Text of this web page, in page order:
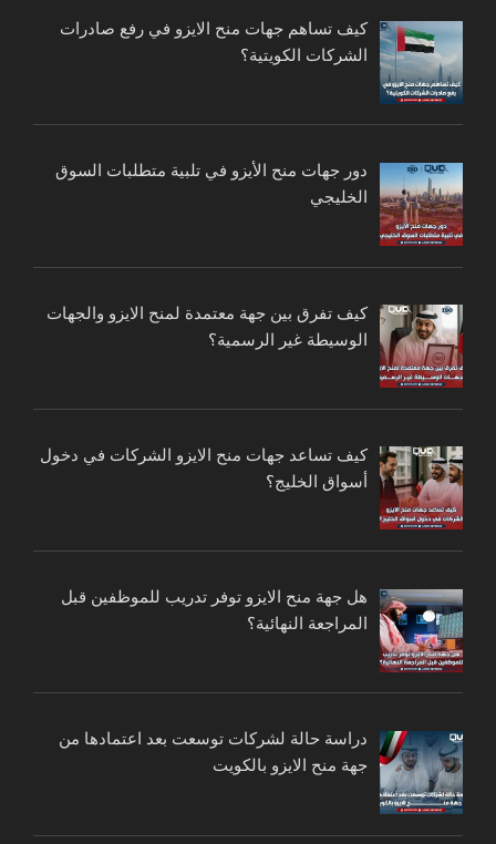
كيف تساهم جهات منح الايزو في رفع صادرات
الشركات الكويتية؟
دور جهات منح الأيزو في تلبية متطلبات السوق
الخليجي
كيف تفرق بين جهة معتمدة لمنح الايزو والجهات
الوسيطة غير الرسمية؟
كيف تساعد جهات منح الايزو الشركات في دخول
أسواق الخليج؟
هل جهة منح الايزو توفر تدريب للموظفين قبل
المراجعة النهائية؟
دراسة حالة لشركات توسعت بعد اعتمادها من
جهة منح الايزو بالكويت